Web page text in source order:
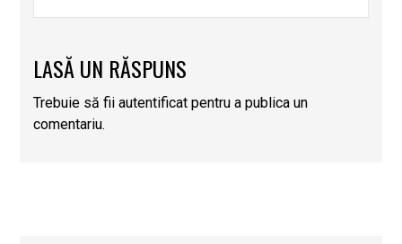
LASĂ UN RĂSPUNS
Trebuie să fiiautentificat pentru a publica un
comentariu.